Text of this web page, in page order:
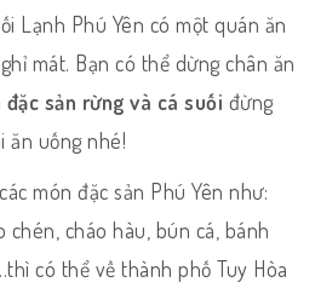
Lạnh Phú Yên có một quán ăn
mát. Bạn có thể dừng chân ăn
đặc sản rừng và cá suối đừng
ăn uống nhé!
món đặc sản Phú Yên như:
chén, cháo hàu, bún cá, bánh
có thể về thành phố Tuy Hòa